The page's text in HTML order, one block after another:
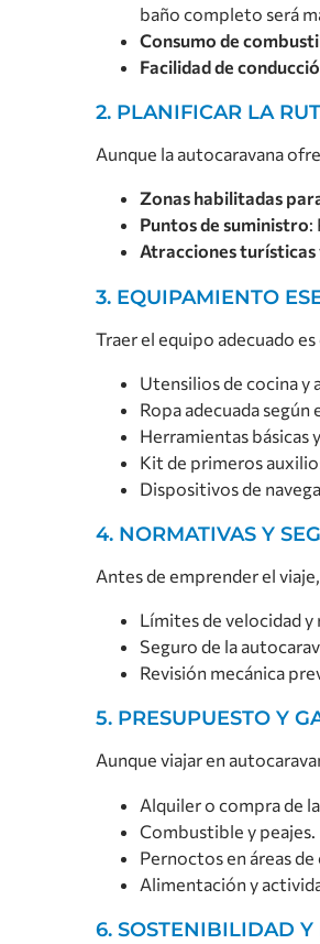
baño completo será
Consumo de
Facilidad de
2. PLANIFICAR LA
Aunque la autocaravana
Zonas habilitadas
Puntos de suministro:
Atracciones
3. EQUIPAMIENTO
Traer el equipo adecuado
Utensilios de cocina y
Ropa adecuada según
Herramientas básicas
Kit de primeros
Dispositivos de
4. NORMATIVAS Y
Antes de emprender el
Límites de velocidad
Seguro de la
Revisión mecánica
5. PRESUPUESTO Y
Aunque viajar en
Alquiler o compra de
Combustible y peajes.
Pernoctos en áreas
Alimentación y
6. SOSTENIBILIDAD Y